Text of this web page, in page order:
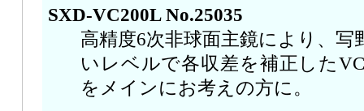
SXD-VC200L No.25035
高精度6次非球面主鏡により、
いレベルで各収差を補正した
をメインにお考えの方に。